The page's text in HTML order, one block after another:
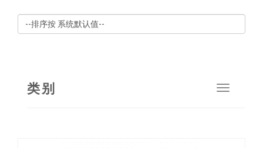
Toggle
类别